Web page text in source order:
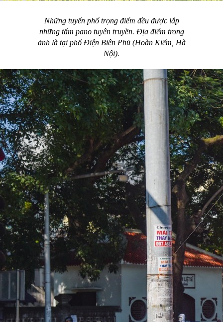
Những tuyến phố trọng điểm đều được lắp
những tấm pano tuyên truyền. Địa điểm trong
ảnh là tại phố Điện Biên Phủ (Hoàn Kiếm, Hà
Nội).